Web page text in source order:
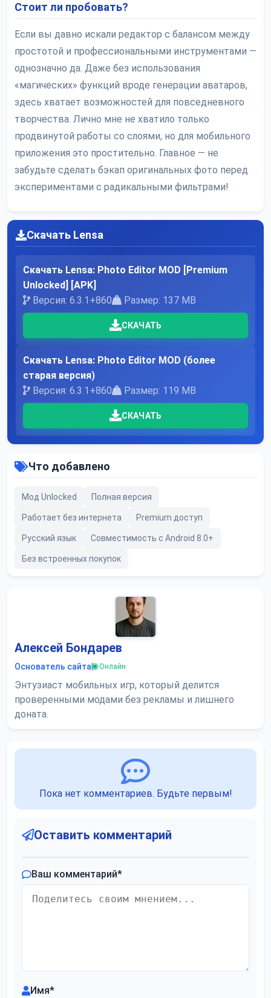
Стоит ли пробовать?
Если вы давно искали редактор с балансом между
простотой и профессиональными инструментами —
однозначно да. Даже без использования
«магических» функций вроде генерации аватаров,
здесь хватает возможностей для повседневного
творчества. Лично мне не хватило только
продвинутой работы со слоями, но для мобильного
приложения это простительно. Главное — не
забудьте сделать бэкап оригинальных фото перед
экспериментами с радикальными фильтрами!
Скачать Lensa
Скачать Lensa: Photo Editor MOD [Premium
Unlocked] [APK]
Версия: 6.3.1+860
Размер: 137 MB
СКАЧАТЬ
Скачать Lensa: Photo Editor MOD (более
старая версия)
Версия: 6.3.1+860
Размер: 119 MB
СКАЧАТЬ
Что добавлено
Мод Unlocked Полная версия
Работает без интернета Premium доступ
Русский язык Совместимость с Android 8.0+
Без встроенных покупок
Алексей Бондарев
Основатель сайта| Онлайн
Энтузиаст мобильных игр, который делится
проверенными модами без рекламы и лишнего
доната.
Пока нет комментариев. Будьте первым!
Оставить комментарий
Ваш комментарий*
Имя*